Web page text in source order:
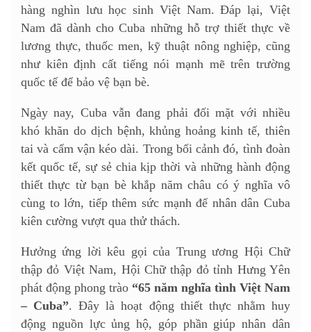
hàng nghìn lưu học sinh Việt Nam. Đáp lại, Việt
Nam đã dành cho Cuba những hỗ trợ thiết thực về
lương thực, thuốc men, kỹ thuật nông nghiệp, cũng
như kiên định cất tiếng nói mạnh mẽ trên trường
quốc tế để bảo vệ bạn bè.
Ngày nay, Cuba vẫn đang phải đối mặt với nhiều
khó khăn do dịch bệnh, khủng hoảng kinh tế, thiên
tai và cấm vận kéo dài. Trong bối cảnh đó, tình đoàn
kết quốc tế, sự sẻ chia kịp thời và những hành động
thiết thực từ bạn bè khắp năm châu có ý nghĩa vô
cùng to lớn, tiếp thêm sức mạnh để nhân dân Cuba
kiên cường vượt qua thử thách.
Hưởng ứng lời kêu gọi của Trung ương Hội Chữ
thập đỏ Việt Nam, Hội Chữ thập đỏ tỉnh Hưng Yên
phát động phong trào “65 năm nghĩa tình Việt Nam
– Cuba”. Đây là hoạt động thiết thực nhằm huy
động nguồn lực ủng hộ, góp phần giúp nhân dân